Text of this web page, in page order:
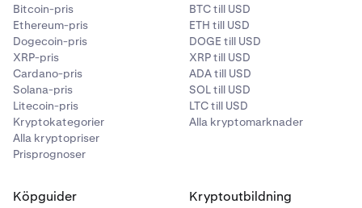
Bitcoin-pris
Ethereum-pris
Dogecoin-pris
XRP-pris
Cardano-pris
Solana-pris
Litecoin-pris
Kryptokategorier
Alla kryptopriser
Prisprognoser
BTC till USD
ETH till USD
DOGE till USD
XRP till USD
ADA till USD
SOL till USD
LTC till USD
Alla kryptomarknader
Köpguider Kryptoutbildning